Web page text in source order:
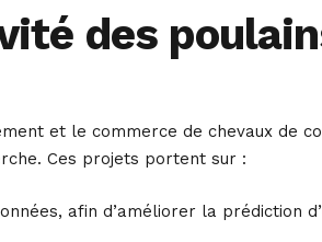
des
et le commerce de chevaux de
Ces projets portent sur :
afin d’améliorer la prédiction